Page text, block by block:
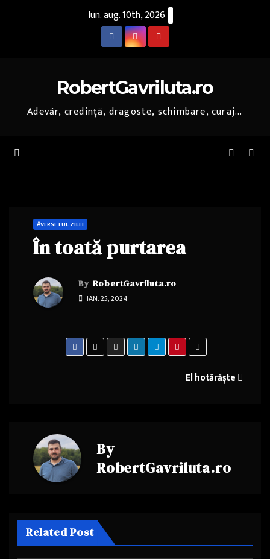
lun. aug. 10th, 2026
RobertGavriluta.ro
Adevăr, credință, dragoste, schimbare, curaj...
#VERSETUL ZILEI
În toată purtarea
By RobertGavriluta.ro
IAN. 25, 2024
articole
El hotărăște
By
RobertGavriluta.ro
Related Post